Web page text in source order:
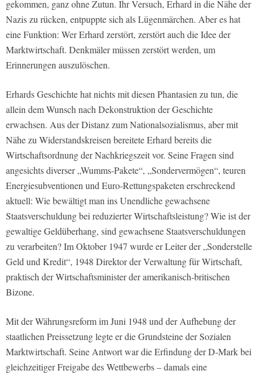
gekommen, ganz ohne Zutun. Ihr Versuch, Erhard in die Nähe der
Nazis zu rücken, entpuppte sich als Lügenmärchen. Aber es hat
eine Funktion: Wer Erhard zerstört, zerstört auch die Idee der
Marktwirtschaft. Denkmäler müssen zerstört werden, um
Erinnerungen auszulöschen.
Erhards Geschichte hat nichts mit diesen Phantasien zu tun, die
allein dem Wunsch nach Dekonstruktion der Geschichte
erwachsen. Aus der Distanz zum Nationalsozialismus, aber mit
Nähe zu Widerstandskreisen bereitete Erhard bereits die
Wirtschaftsordnung der Nachkriegszeit vor. Seine Fragen sind
angesichts diverser „Wumms-Pakete“, „Sondervermögen“, teuren
Energiesubventionen und Euro-Rettungspaketen erschreckend
aktuell: Wie bewältigt man ins Unendliche gewachsene
Staatsverschuldung bei reduzierter Wirtschaftsleistung? Wie ist der
gewaltige Geldüberhang, sind gewachsene Staatsverschuldungen
zu verarbeiten? Im Oktober 1947 wurde er Leiter der „Sonderstelle
Geld und Kredit“, 1948 Direktor der Verwaltung für Wirtschaft,
praktisch der Wirtschaftsminister der amerikanisch-britischen
Bizone.
Mit der Währungsreform im Juni 1948 und der Aufhebung der
staatlichen Preissetzung legte er die Grundsteine der Sozialen
Marktwirtschaft. Seine Antwort war die Erfindung der D-Mark bei
gleichzeitiger Freigabe des Wettbewerbs – damals eine